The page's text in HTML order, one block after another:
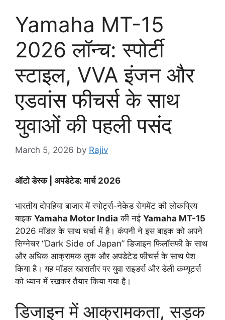
Yamaha MT-15
2026 लॉन्च: स्पोर्टी
स्टाइल, VVA इंजन और
एडवांस फीचर्स के साथ
युवाओं की पहली पसंद
March 5, 2026 by Rajiv
ऑटो डेस्क | अपडेटेड: मार्च 2026
भारतीय दोपहिया बाजार में स्पोर्ट्स-नेकेड सेगमेंट की लोकप्रिय
बाइक Yamaha Motor India की नई Yamaha MT-15
2026 मॉडल के साथ चर्चा में है। कंपनी ने इस बाइक को अपने
सिग्नेचर “Dark Side of Japan” डिजाइन फिलॉसफी के साथ
और अधिक आक्रामक लुक और अपडेटेड फीचर्स के साथ पेश
किया है। यह मॉडल खासतौर पर युवा राइडर्स और डेली कम्यूटर्स
को ध्यान में रखकर तैयार किया गया है।
डिजाइन में आक्रामकता, सड़क